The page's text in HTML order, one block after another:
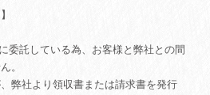
委託している為、お客様と弊社との間
。
弊社より領収書または請求書を発行